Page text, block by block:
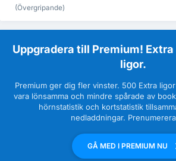
(Övergripande)
Uppgradera till Premium!
ligor.
Premium ger dig fler vinster. 500 Extra
vara lönsamma och mindre spårade av
hörnstatistik och kortstatistik
nedladdningar.
GÅ MED I PREMIUM NU